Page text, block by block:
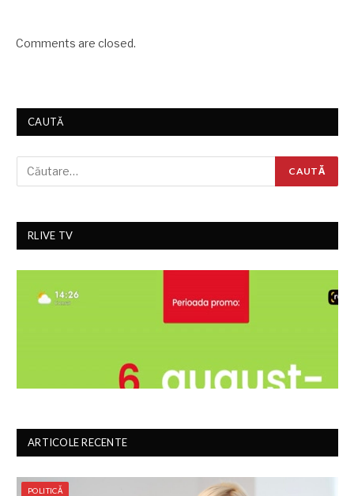
Comments are closed.
CAUTĂ
RLIVE TV
ARTICOLE RECENTE
POLITICĂ